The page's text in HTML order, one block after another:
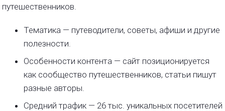
путешественников.
Тематика — путеводители, советы, афиши и другие
полезности.
Особенности контента — сайт позиционируется
как сообщество путешественников, статьи пишут
разные авторы.
Средний трафик — 26 тыс. уникальных посетителей